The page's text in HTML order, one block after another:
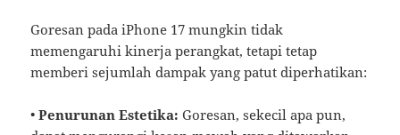
Goresan pada iPhone 17 mungkin tidak
memengaruhi kinerja perangkat, tetapi tetap
memberi sejumlah dampak yang patut diperhatikan:
•Penurunan Estetika: Goresan, sekecil apa pun,